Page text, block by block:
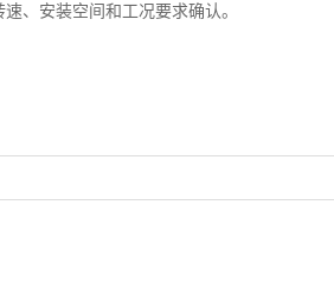
、安装空间和工况要求确认。